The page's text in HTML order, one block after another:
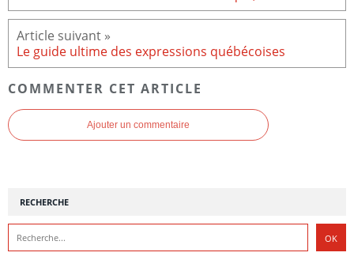
Le guide ultime des expressions québécoises
COMMENTER CET ARTICLE
Ajouter un commentaire
RECHERCHE